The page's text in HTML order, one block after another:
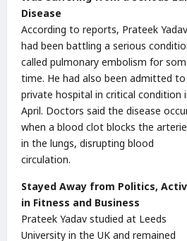
Disease
According to reports, Prateek Yadav
had been battling a serious
called pulmonary embolism for
time. He had also been admitted to
private hospital in critical condition
April. Doctors said the disease
when a blood clot blocks the
in the lungs, disrupting blood
circulation.
Stayed Away from Politics,
in Fitness and Business
Prateek Yadav studied at Leeds
University in the UK and remained